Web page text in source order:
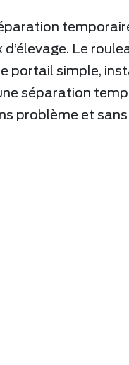
Le
portail simple,
séparation
problème et